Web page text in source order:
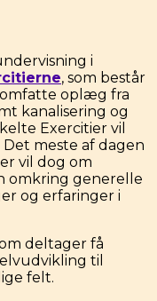
i
, som består
omfatte oplæg fra
kanalisering og
Exercitier vil
meste af dagen
vil dog om
omkring generelle
og erfaringer i
deltager få
til
felt.